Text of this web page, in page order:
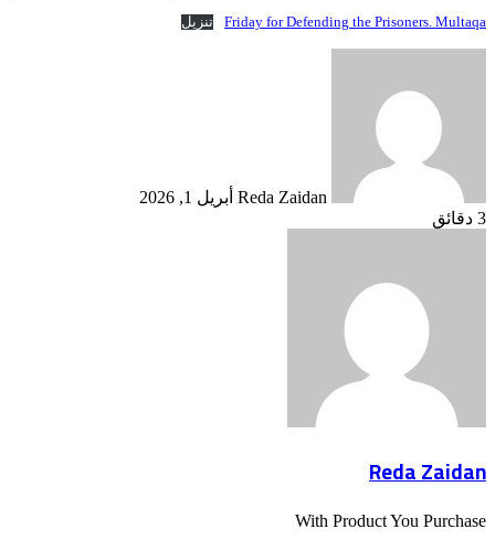
Friday for Defending the Prisoners. Multaqa تنزيل
Reda Zaidan أبريل 1, 2026
3 دقائق
Reda Zaidan
With Product You Purchase